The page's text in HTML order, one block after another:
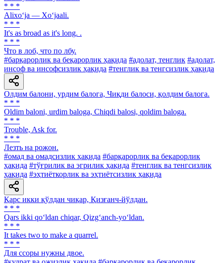
* * *
Alixo‘ja — Xo‘jaali.
* * *
It's as broad as it's long. .
* * *
Что в лоб, что по лбу.
#барқарорлик ва беқарорлик ҳақида #адолат, тенглик #адолат,
инсоф ва инсофсизлик ҳақида #тенглик ва тенгсизлик ҳақида
Олдим балони, урдим балога, Чиқди балоси, қолдим балога.
* * *
Oldim baloni, urdim baloga, Chiqdi balosi, qoldim baloga.
* * *
Trouble, Ask for.
* * *
Лезть на рожон.
#омад ва омадсизлик ҳақида #барқарорлик ва беқарорлик
ҳақида #тўғрилик ва эгрилик ҳақида #тенглик ва тенгсизлик
ҳақида #эҳтиёткорлик ва эҳтиётсизлик ҳақида
Қарс икки қўлдан чиқар, Қизғанч-йўлдан.
* * *
Qars ikki qo‘ldan chiqar, Qizg‘anch-yo‘ldan.
* * *
It takes two to make a quarrel.
* * *
Для ссоры нужны двое.